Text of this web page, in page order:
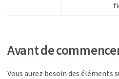
Avant de
Vous aurez besoin des éléments